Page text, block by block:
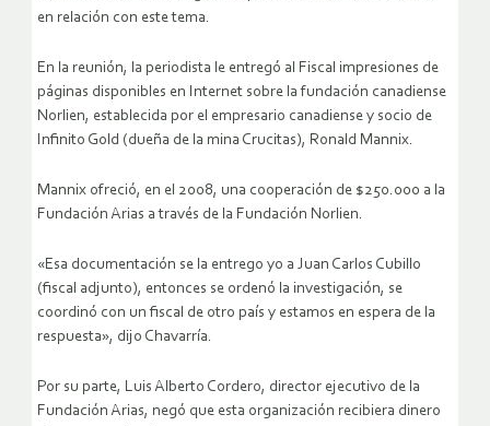
en relación con este tema.
En la reunión, la periodista le entregó al Fiscal impresiones de
páginas disponibles en Internet sobre la fundación canadiense
Norlien, establecida por el empresario canadiense y socio de
Infinito Gold (dueña de la mina Crucitas), Ronald Mannix.
Mannix ofreció, en el 2008, una cooperación de $250.000 a la
Fundación Arias a través de la Fundación Norlien.
«Esa documentación se la entrego yo a Juan Carlos Cubillo
(fiscal adjunto), entonces se ordenó la investigación, se
coordinó con un fiscal de otro país y estamos en espera de la
respuesta», dijo Chavarría.
Por su parte, Luis Alberto Cordero, director ejecutivo de la
Fundación Arias, negó que esta organización recibiera dinero